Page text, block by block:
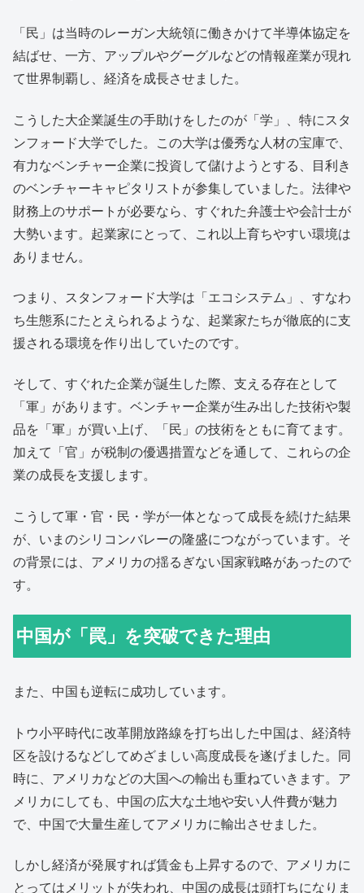
「民」は当時のレーガン大統領に働きかけて半導体協定を
結ばせ、一方、アップルやグーグルなどの情報産業が現れ
て世界制覇し、経済を成長させました。
こうした大企業誕生の手助けをしたのが「学」、特にスタ
ンフォード大学でした。この大学は優秀な人材の宝庫で、
有力なベンチャー企業に投資して儲けようとする、目利き
のベンチャーキャピタリストが参集していました。法律や
財務上のサポートが必要なら、すぐれた弁護士や会計士が
大勢います。起業家にとって、これ以上育ちやすい環境は
ありません。
つまり、スタンフォード大学は「エコシステム」、すなわ
ち生態系にたとえられるような、起業家たちが徹底的に支
援される環境を作り出していたのです。
そして、すぐれた企業が誕生した際、支える存在として
「軍」があります。ベンチャー企業が生み出した技術や製
品を「軍」が買い上げ、「民」の技術をともに育てます。
加えて「官」が税制の優遇措置などを通して、これらの企
業の成長を支援します。
こうして軍・官・民・学が一体となって成長を続けた結果
が、いまのシリコンバレーの隆盛につながっています。そ
の背景には、アメリカの揺るぎない国家戦略があったので
す。
中国が「罠」を突破できた理由
また、中国も逆転に成功しています。
トウ小平時代に改革開放路線を打ち出した中国は、経済特
区を設けるなどしてめざましい高度成長を遂げました。同
時に、アメリカなどの大国への輸出も重ねていきます。ア
メリカにしても、中国の広大な土地や安い人件費が魅力
で、中国で大量生産してアメリカに輸出させました。
しかし経済が発展すれば賃金も上昇するので、アメリカに
とってはメリットが失われ、中国の成長は頭打ちになりま